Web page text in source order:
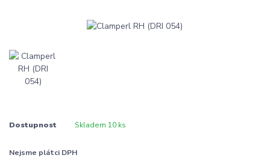
Dostupnost Skladem 10 ks
Nejsme plátci DPH